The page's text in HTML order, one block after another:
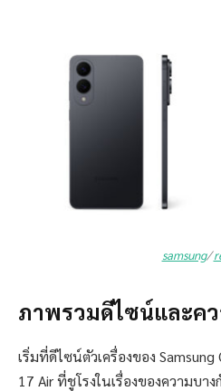
samsung/
ภาพรวมดีไซน์และค
เริ่มที่ดีไซน์ตัวเครื่องของ Samsung
17 Air ที่ชูโรงในเรื่องของความบา